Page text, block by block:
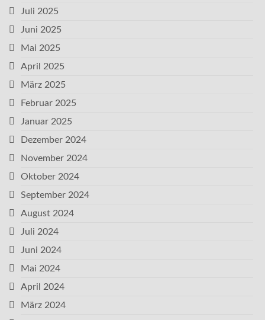
Juli 2025
Juni 2025
Mai 2025
April 2025
März 2025
Februar 2025
Januar 2025
Dezember 2024
November 2024
Oktober 2024
September 2024
August 2024
Juli 2024
Juni 2024
Mai 2024
April 2024
März 2024